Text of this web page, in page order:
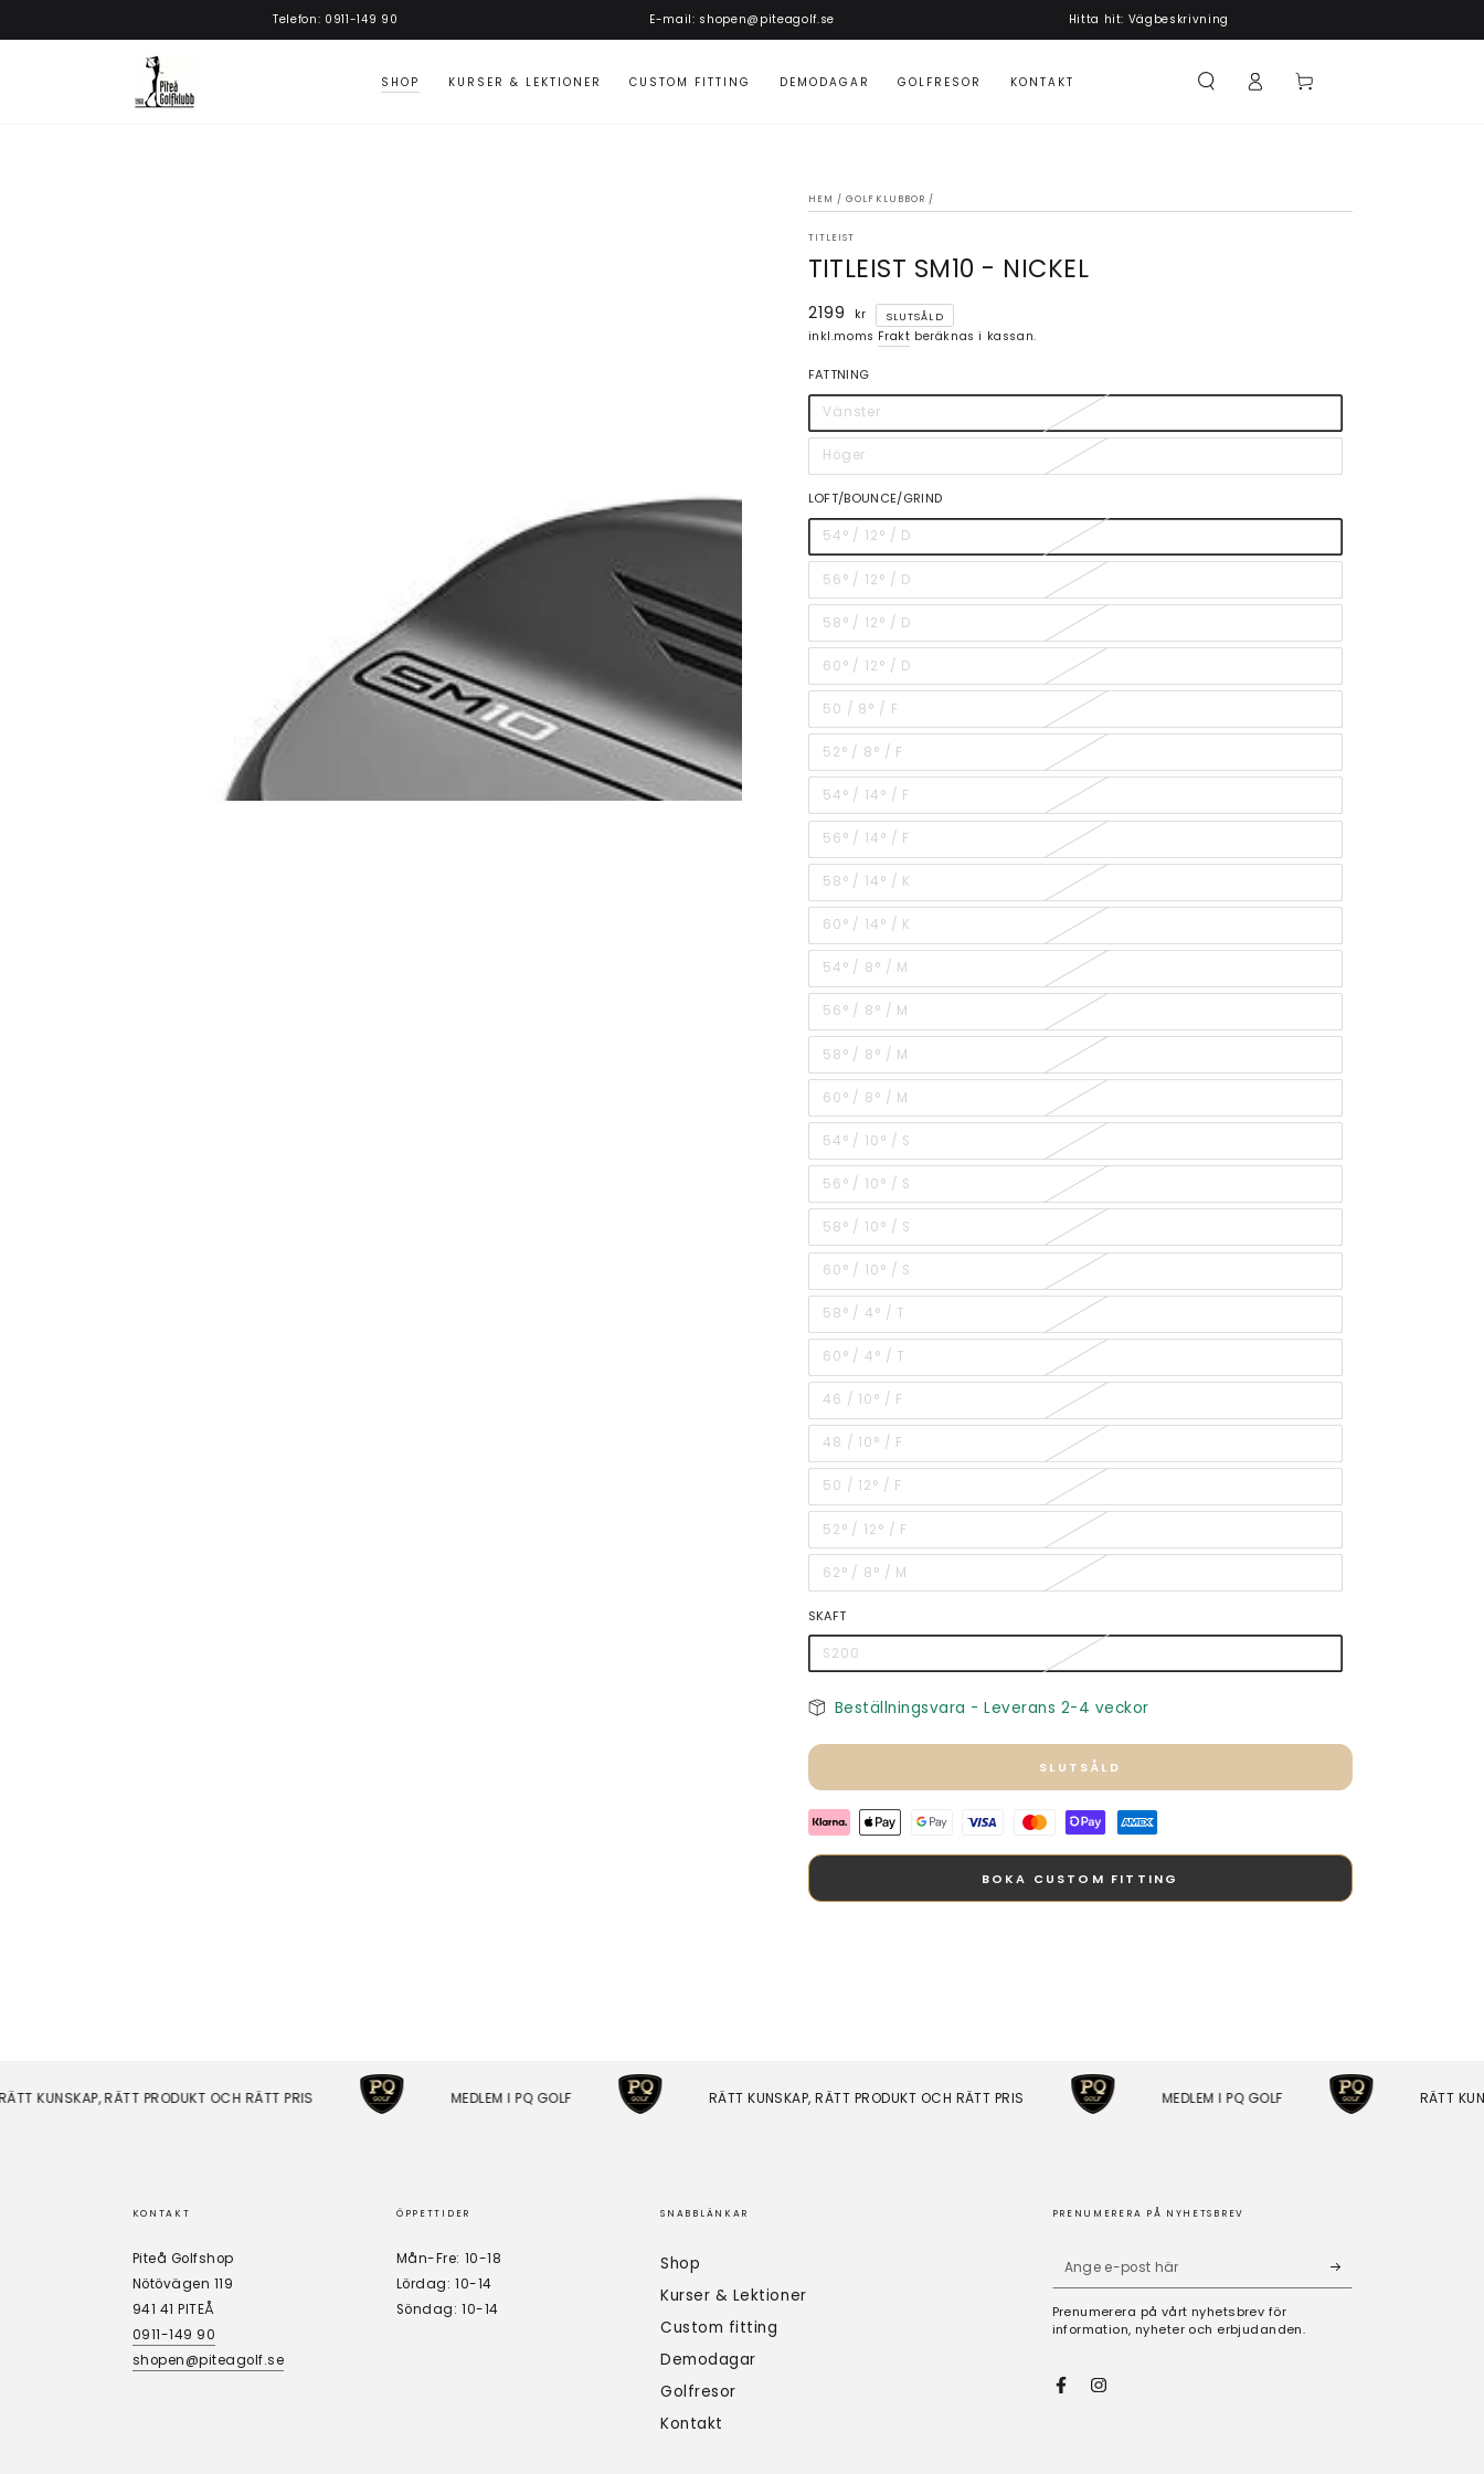
Telefon: 0911-149 90 E-mail: shopen@piteagolf.se Hitta hit: Vägbeskrivning
SHOP KURSER & LEKTIONER CUSTOM FITTING DEMODAGAR GOLFRESOR KONTAKT Kundvagn
HEM / GOLFKLUBBOR /
TITLEIST
TITLEIST SM10 - NICKEL
Ordinarie
pris
2199 kr SLUTSÅLD
inkl.moms Frakt beräknas i kassan.
FATTNING
Vänster
Höger
LOFT/BOUNCE/GRIND
54° / 12° / D
56° / 12° / D
58° / 12° / D
60° / 12° / D
50 / 8° / F
52° / 8° / F
54° / 14° / F
56° / 14° / F
58° / 14° / K
60° / 14° / K
54° / 8° / M
56° / 8° / M
58° / 8° / M
60° / 8° / M
54° / 10° / S
56° / 10° / S
58° / 10° / S
60° / 10° / S
58° / 4° / T
60° / 4° / T
46 / 10° / F
48 / 10° / F
50 / 12° / F
52° / 12° / F
62° / 8° / M
SKAFT
S200
Beställningsvara - Leverans 2-4 veckor
SLUTSÅLD
BOKA CUSTOM FITTING
KUNSKAP, RÄTT PRODUKT OCH RÄTT PRIS MEDLEM I PQ GOLF RÄTT KUNSKAP, RÄTT PRODUKT OCH RÄTT PRIS MEDLEM I PQ GOLF RÄTT
KONTAKT
Piteå Golfshop
Nötövägen 119
941 41 PITEÅ
0911-149 90
shopen@piteagolf.se
ÖPPETTIDER
Mån-Fre: 10-18
Lördag: 10-14
Söndag: 10-14
SNABBLÄNKAR
Shop
Kurser & Lektioner
Custom fitting
Demodagar
Golfresor
Kontakt
PRENUMERERA PÅ NYHETSBREV
Ange
e-
post
Prenumerera på vårt nyhetsbrev för
information, nyheter och erbjudanden.
FacebookInstagram